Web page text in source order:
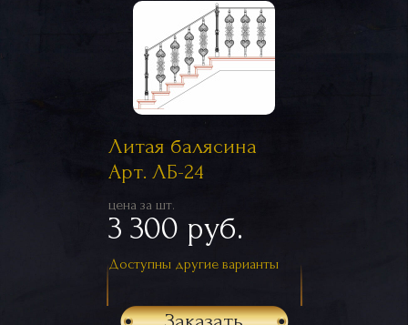
Литая балясина
Арт. ЛБ-24
цена за шт.
3 300 руб.
Доступны другие варианты